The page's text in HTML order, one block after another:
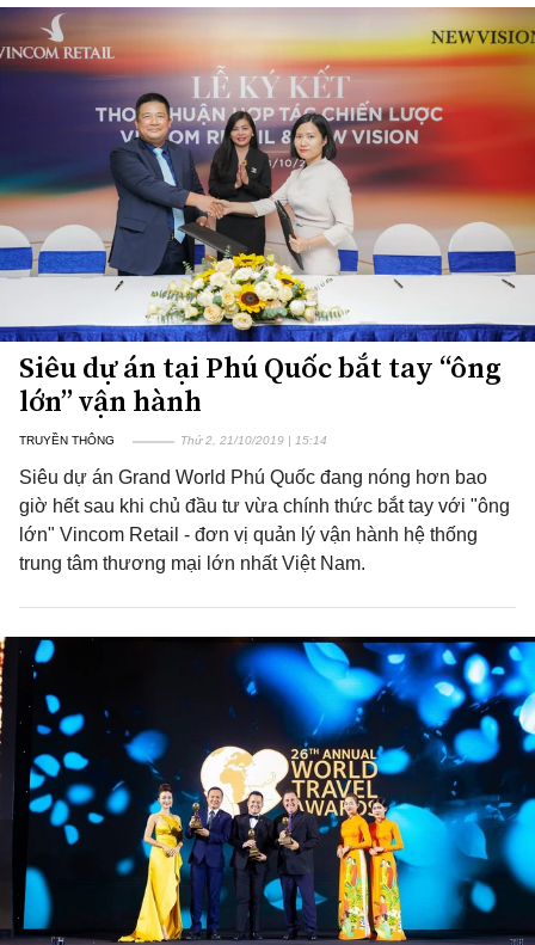
Siêu dự án tại Phú Quốc bắt tay “ông
lớn” vận hành
TRUYỀN THÔNG Thứ 2, 21/10/2019 | 15:14
Siêu dự án Grand World Phú Quốc đang nóng hơn bao
giờ hết sau khi chủ đầu tư vừa chính thức bắt tay với "ông
lớn" Vincom Retail - đơn vị quản lý vận hành hệ thống
trung tâm thương mại lớn nhất Việt Nam.